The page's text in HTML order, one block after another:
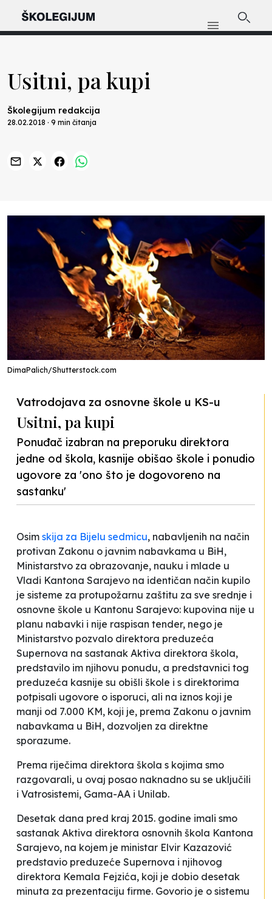
Usitni, pa kupi
Školegijum redakcija
28.02.2018 · 9 min čitanja
DimaPalich/Shutterstock.com
Vatrodojava za osnovne škole u KS-u
Usitni, pa kupi
Ponuđač izabran na preporuku direktora
jedne od škola, kasnije obišao škole i ponudio
ugovore za 'ono što je dogovoreno na
sastanku'
Osim skija za Bijelu sedmicu, nabavljenih na način
protivan Zakonu o javnim nabavkama u BiH,
Ministarstvo za obrazovanje, nauku i mlade u
Vladi Kantona Sarajevo na identičan način kupilo
je sisteme za protupožarnu zaštitu za sve srednje i
osnovne škole u Kantonu Sarajevo: kupovina nije u
planu nabavki i nije raspisan tender, nego je
Ministarstvo pozvalo direktora preduzeća
Supernova na sastanak Aktiva direktora škola,
predstavilo im njihovu ponudu, a predstavnici tog
preduzeća kasnije su obišli škole i s direktorima
potpisali ugovore o isporuci, ali na iznos koji je
manji od 7.000 KM, koji je, prema Zakonu o javnim
nabavkama u BiH, dozvoljen za direktne
sporazume.
Prema riječima direktora škola s kojima smo
razgovarali, u ovaj posao naknadno su se uključili
i Vatrosistemi, Gama-AA i Unilab.
Desetak dana pred kraj 2015. godine imali smo
sastanak Aktiva direktora osnovnih škola Kantona
Sarajevo, na kojem je ministar Elvir Kazazović
predstavio preduzeće Supernova i njihovog
direktora Kemala Fejzića, koji je dobio desetak
minuta za prezentaciju firme. Govorio je o sistemu